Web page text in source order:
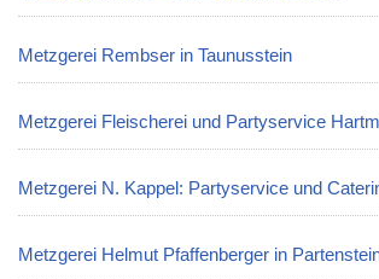
Metzgerei Rembser in Taunusstein
Metzgerei Fleischerei und Partyservice
Metzgerei N. Kappel: Partyservice und
Metzgerei Helmut Pfaffenberger in